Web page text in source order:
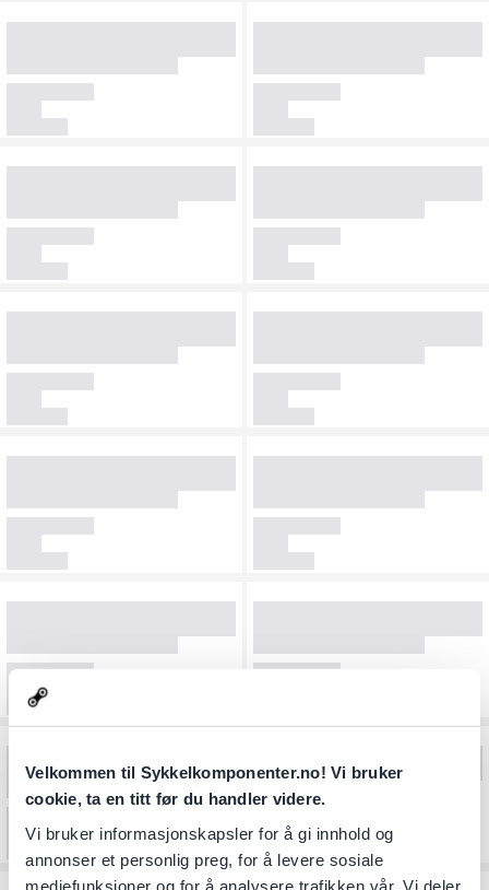
Velkommen til Sykkelkomponenter.no! Vi bruker
cookie, ta en titt før du handler videre.
Vi bruker informasjonskapsler for å gi innhold og
annonser et personlig preg, for å levere sosiale
mediefunksjoner og for å analysere trafikken vår. Vi deler